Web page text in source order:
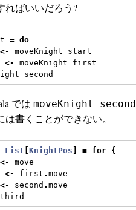
ればいいだろう?
= do
<-
moveKnight start
<-
moveKnight first
second
では moveKnight second
は書くことができない。
List [KnightPos = for {
<-
move
<- first .move
<- second .move
third